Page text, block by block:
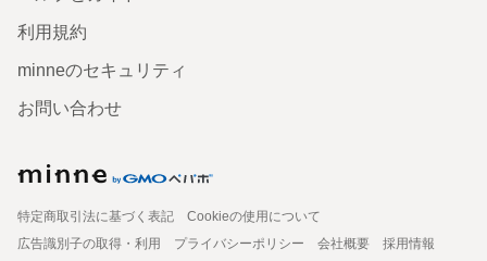
利用規約
minneのセキュリティ
お問い合わせ
特定商取引法に基づく表記
Cookieの使用について
広告識別子の取得・利用
プライバシーポリシー 会社概要
採用情報